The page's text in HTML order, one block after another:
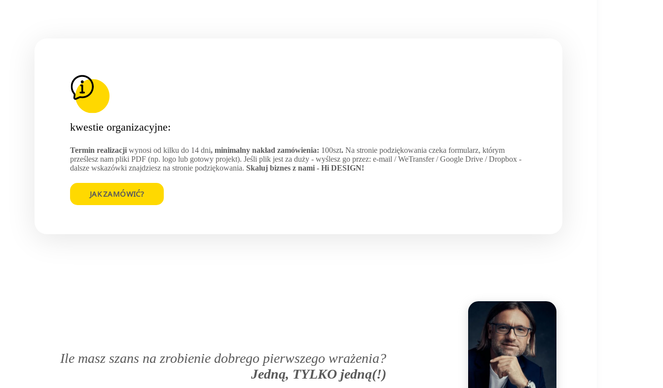
kwestie organizacyjne:
Termin realizacji wynosi od kilku do 14 dni, minimalny nakład zamówienia: 100szt. Na stronie podziękowania czeka formularz, którym
prześlesz nam pliki PDF (np. logo lub gotowy projekt). Jeśli plik jest za duży - wyślesz go przez: e-mail / WeTransfer / Google Drive / Dropbox -
dalsze wskazówki znajdziesz na stronie podziękowania. Skaluj biznes z nami - Hi DESIGN!
JAK ZAMÓWIĆ?
Ile masz szans na zrobienie dobrego pierwszego wrażenia?
Jedną, TYLKO jedną(!)